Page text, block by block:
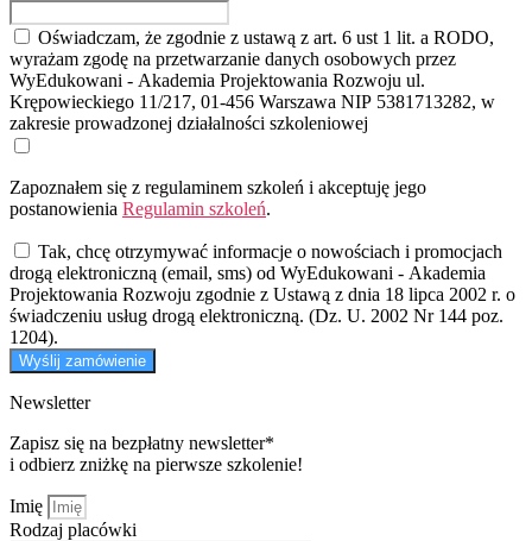
Oświadczam, że zgodnie z ustawą z art. 6 ust 1 lit. a RODO,
wyrażam zgodę na przetwarzanie danych osobowych przez
WyEdukowani - Akademia Projektowania Rozwoju ul.
Krępowieckiego 11/217, 01-456 Warszawa NIP 5381713282, w
zakresie prowadzonej działalności szkoleniowej
Zapoznałem się z regulaminem szkoleń i akceptuję jego
postanowienia Regulamin szkoleń.
Tak, chcę otrzymywać informacje o nowościach i promocjach
drogą elektroniczną (email, sms) od WyEdukowani - Akademia
Projektowania Rozwoju zgodnie z Ustawą z dnia 18 lipca 2002 r. o
świadczeniu usług drogą elektroniczną. (Dz. U. 2002 Nr 144 poz.
1204).
Wyślij zamówienie
Newsletter
Zapisz się na bezpłatny newsletter*
i odbierz zniżkę na pierwsze szkolenie!
Imię
Rodzaj placówki